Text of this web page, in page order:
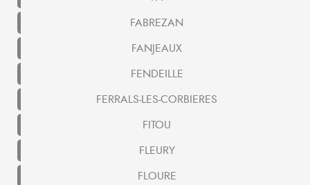
FABREZAN
FANJEAUX
FENDEILLE
FERRALS-LES-CORBIERES
FITOU
FLEURY
FLOURE